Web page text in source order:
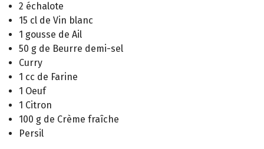
2 échalote
15 cl de Vin blanc
1 gousse de Ail
50 g de Beurre demi-sel
Curry
1 cc de Farine
1 Oeuf
1 Citron
100 g de Crème fraîche
Persil